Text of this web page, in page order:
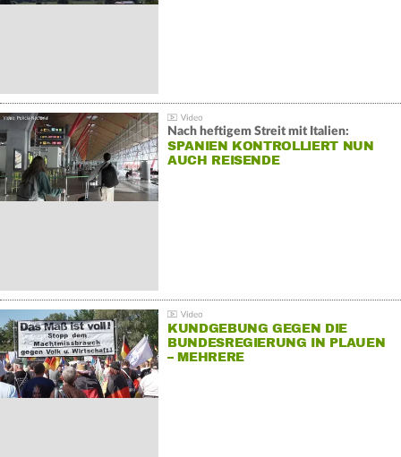
Nach heftigem Streit mit Italien:
SPANIEN KONTROLLIERT NUN
AUCH REISENDE
KUNDGEBUNG GEGEN DIE
BUNDESREGIERUNG IN PLAUEN
– MEHRERE